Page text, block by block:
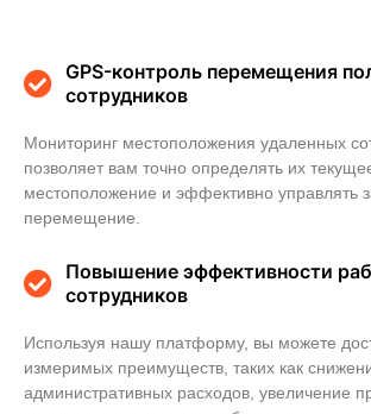
GPS-контроль перемещения
сотрудников
Мониторинг местоположения удаленных
позволяет вам точно определять их
местоположение и эффективно управлять
перемещение.
Повышение эффективности
сотрудников
Используя нашу платформу, вы можете
измеримых преимуществ, таких как
административных расходов, увеличение